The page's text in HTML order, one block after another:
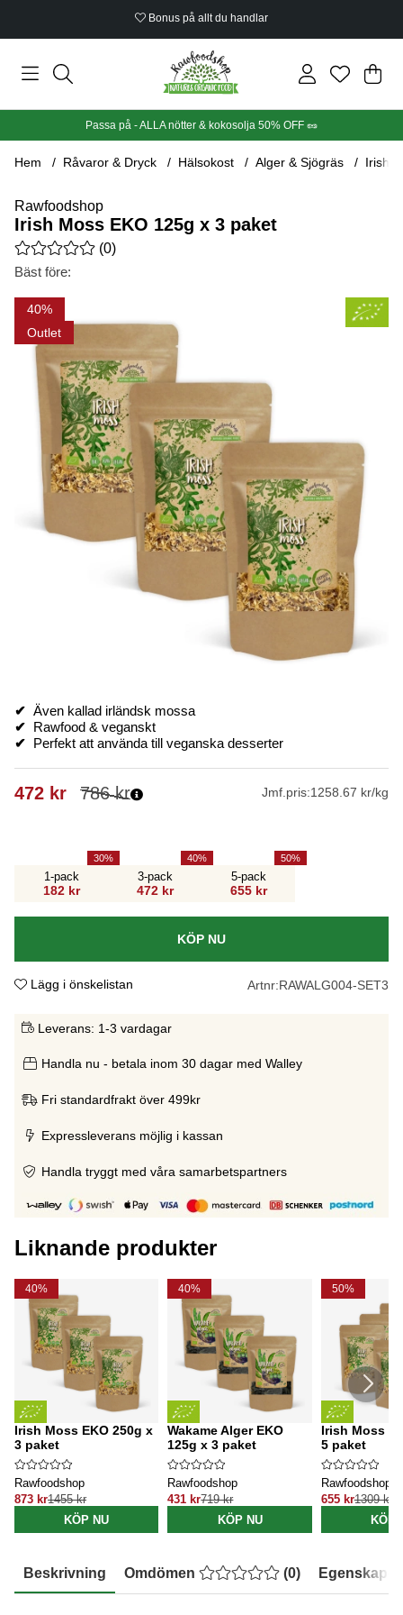
Bonus på allt du handlar
Din
.
Passa på - ALLA nötter & kokosolja 50% OFF 🥜
Hem Råvaror & Dryck Hälsokost Alger & Sjögräs Irish
Rawfoodshop
Irish Moss EKO 125g x 3 paket
Medelbetyg 0 av 5 Antal betyg 0
(0)
Bäst före:
40
Outlet
Produktbilder Irish Moss EKO 125g x 3 paket
✔ Även kallad irländsk mossa
✔
Rawfood & veganskt
✔
Perfekt att använda till veganska desserter
786kr
472 kr Jmf.pris:1258.67 kr/kg
1-pack
182 kr
30
3-pack
472 kr
40
5-pack
655 kr
50
KÖP NU
Lägg i önskelistan Artnr:RAWALG004-SET3
Leverans: 1-3 vardagar
Handla nu - betala inom 30 dagar med Walley
Fri standardfrakt över 499kr
Expressleverans möjlig i kassan
Handla tryggt med våra samarbetspartners
Liknande produkter
40%
Irish Moss EKO 250g x
3 paket
Rawfoodshop
873 kr1455 kr
KÖP NU
40%
Wakame Alger EKO
125g x 3 paket
Rawfoodshop
431 kr719 kr
KÖP NU
50%
Irish Moss
5 paket
Rawfoodshop
655 kr1309 kr
KÖP
Beskrivning Omdömen (0) Egenskaper